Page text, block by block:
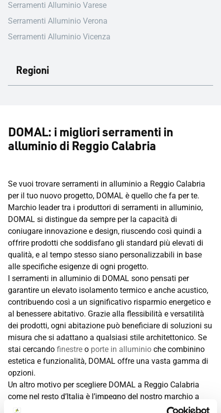
Serramenti Alluminio Varese
Serramenti Alluminio Verona
Serramenti Alluminio Vicenza
Regioni
DOMAL: i migliori serramenti in
alluminio di Reggio Calabria
Se vuoi trovare serramenti in alluminio a Reggio Calabria
per il tuo nuovo progetto, DOMAL è quello che fa per te.
Marchio leader tra i produttori di serramenti in alluminio,
DOMAL si distingue da sempre per la capacità di
coniugare innovazione e design, riuscendo così quindi a
offrire prodotti che soddisfano gli standard più elevati di
qualità, e al tempo stesso siano personalizzabili in base
alle specifiche esigenze di ogni progetto.
I serramenti in alluminio di DOMAL sono pensati per
garantire un elevato isolamento termico e anche acustico,
contribuendo così a un significativo risparmio energetico e
al benessere abitativo. Grazie alla flessibilità e versatilità
dei prodotti, ogni abitazione può beneficiare di soluzioni su
misura che si adattano a qualsiasi stile architettonico. Se
stai cercando finestre o porte in alluminio che combinino
estetica e funzionalità, DOMAL offre una vasta gamma di
opzioni.
Un altro motivo per scegliere DOMAL a Reggio Calabria
come nel resto d’Italia è l’impegno del nostro marchio a
produrre infissi in alluminio durevoli, a bassa